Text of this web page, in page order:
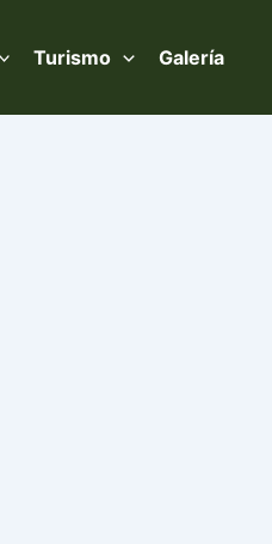
Turismo Galería